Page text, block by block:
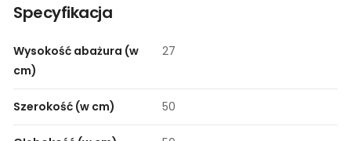
Specyfikacja
Wysokość abażura (w
cm)
27
Szerokość (w cm) 50